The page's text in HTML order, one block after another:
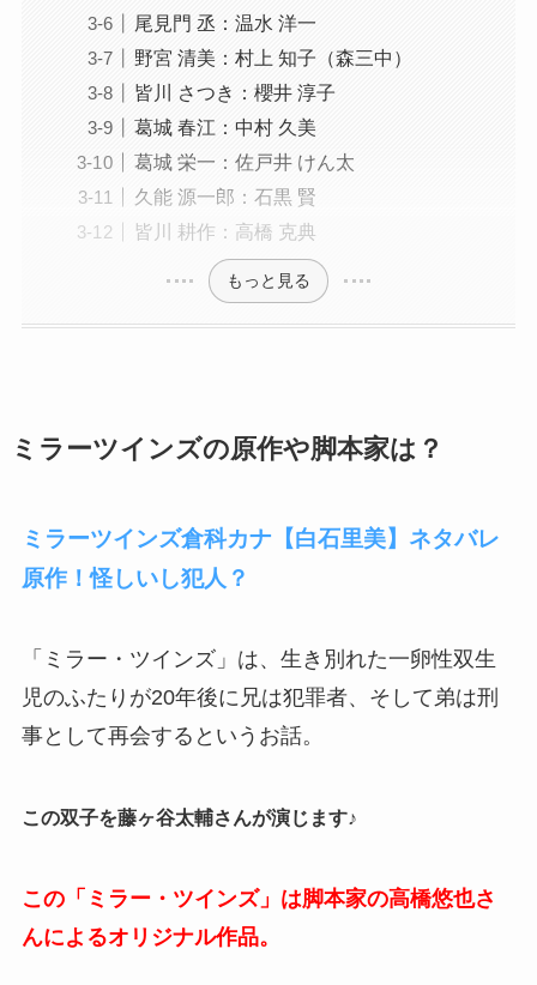
尾見門 丞：温水 洋一
野宮 清美：村上 知子（森三中）
皆川 さつき：櫻井 淳子
葛城 春江：中村 久美
葛城 栄一：佐戸井 けん太
久能 源一郎：石黒 賢
皆川 耕作：高橋 克典
もっと見る
ミラーツインズの原作や脚本家は？
ミラーツインズ倉科カナ【白石里美】ネタバレ
原作！怪しいし犯人？
「ミラー・ツインズ」は、生き別れた一卵性双生
児のふたりが20年後に兄は犯罪者、そして弟は刑
事として再会するというお話。
この双子を藤ヶ谷太輔さんが演じます♪
この「ミラー・ツインズ」は脚本家の高橋悠也さ
んによるオリジナル作品。